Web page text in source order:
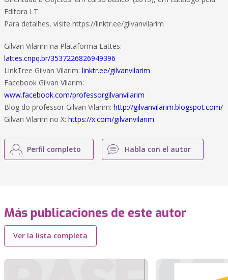
Editora LT.
Para detalhes, visite https://linktr.ee/gilvanvilarim
Gilvan Vilarim na Plataforma Lattes:
lattes.cnpq.br/3537226826949396
LinkTree Gilvan Vilarim: linktr.ee/gilvanvilarim
Facebook Gilvan Vilarim:
www.facebook.com/professorgilvanvilarim
Blog do professor Gilvan Vilarim: http://gilvanvilarim.blogspot.com/
Gilvan Vilarim no X: https://x.com/gilvanvilarim
Perfil completo Habla con el autor
Más publicaciones de este autor
Ver la lista completa